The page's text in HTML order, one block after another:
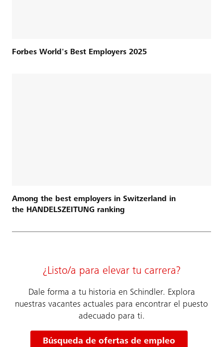
Forbes World's Best Employers 2025
Among the best employers in Switzerland in
the HANDELSZEITUNG ranking
¿Listo/a para elevar tu carrera?
Dale forma a tu historia en Schindler. Explora
nuestras vacantes actuales para encontrar el puesto
adecuado para ti.
Búsqueda de ofertas de empleo